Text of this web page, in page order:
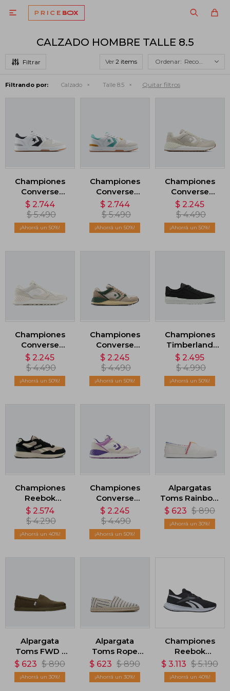

CALZADO HOMBRE TALLE 8.5
Ver Recomendados
Filtrando por: Calzado Talle 8.5 Quitar filtros
Championes
Converse
Lifestyle 1998 -
Blanco
$ 2.744
$ 5.490
50
Championes
Converse
Lifestyle 1998 -
Blanco
$ 2.744
$ 5.490
50
Championes
Converse
Wave Trainer -
Beige
$ 2.245
$ 4.490
50
Championes
Converse
Wave Trainer -
Blanco
$ 2.245
$ 4.490
50
Championes
Converse
Wave Trainer
Peak Style -
Gris
$ 2.245
$ 4.490
50
Championes
Timberland
Low Lace Up -
Negro
$ 2.495
$ 4.990
50
Championes
Reebok
GL1100 - Negro
$ 2.574
$ 4.290
40
Championes
Converse
Wave Trainer -
Violeta
$ 2.245
$ 4.490
50
Alpargatas
Toms Rainbow
- Blanco
$ 623 $ 890
30
Alpargata
Toms FWD -
Verde
$ 623 $ 890
30
Alpargata
Toms Rope
2.0 Espadrille -
Beige
$ 623 $ 890
30
Championes
Reebok
Energen Run 3
Core - Negro
$ 3.113 $ 5.190
40